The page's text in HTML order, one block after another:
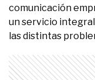
comunicación
un servicio
las distintas